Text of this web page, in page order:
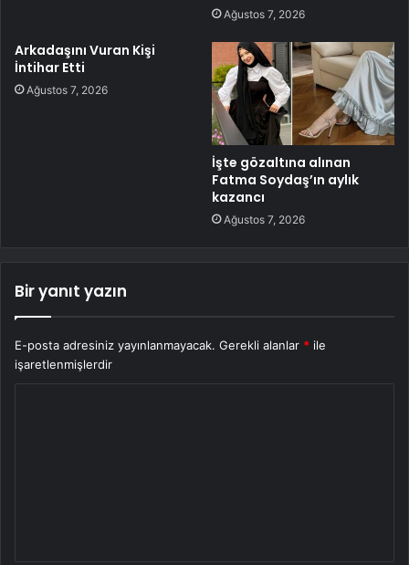
Ağustos 7, 2026
Arkadaşını Vuran Kişi
İntihar Etti
Ağustos 7, 2026
İşte gözaltına alınan
Fatma Soydaş’ın aylık
kazancı
Ağustos 7, 2026
Bir yanıt yazın
E-posta adresiniz yayınlanmayacak. Gerekli alanlar * ile
işaretlenmişlerdir